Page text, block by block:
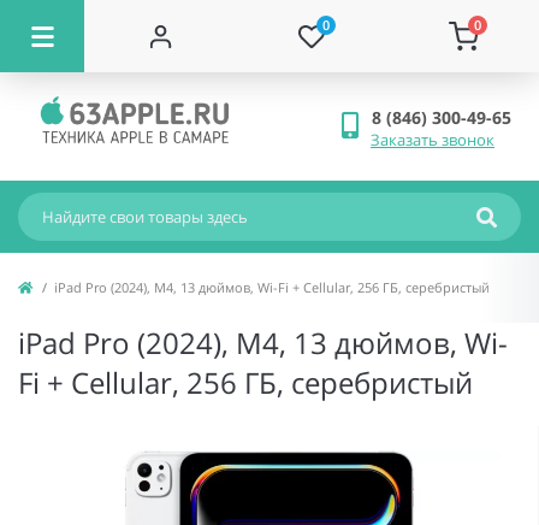
0 0
8 (846) 300-49-65
Заказать звонок
iPad Pro (2024), M4, 13 дюймов, Wi-Fi + Cellular, 256 ГБ, серебристый
iPad Pro (2024), M4, 13 дюймов, Wi-
Fi + Cellular, 256 ГБ, серебристый